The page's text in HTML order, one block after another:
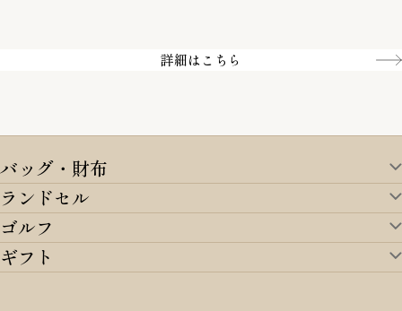
詳細はこちら
バッグ・財布
バッグ・財布TOP
すべてを見る
アイテムから選ぶ
ランドセル
ランドセルTOP
すべてを見る
ゴルフ
ゴルフTOP
ギフト